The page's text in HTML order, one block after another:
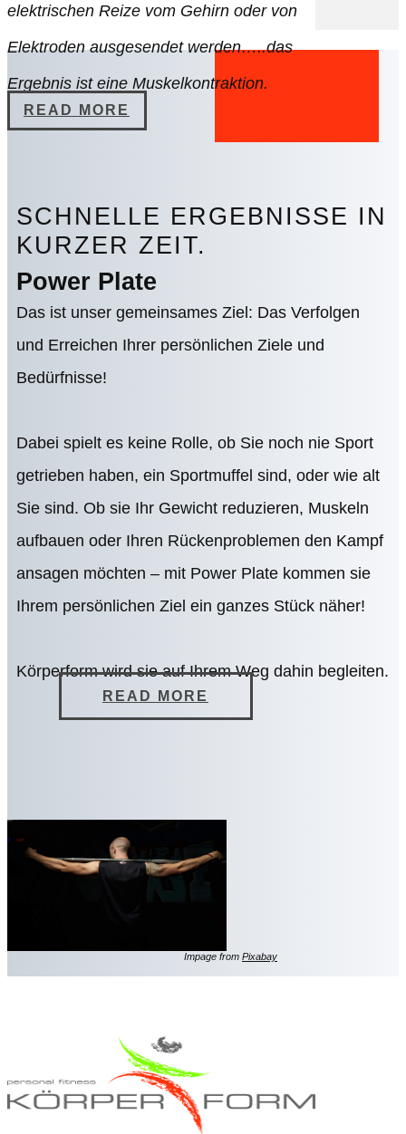
elektrischen Reize vom Gehirn oder von
Elektroden ausgesendet werden…..das
Ergebnis ist eine Muskelkontraktion.
READ MORE
SCHNELLE ERGEBNISSE IN
KURZER ZEIT.
Power Plate
Das ist unser gemeinsames Ziel: Das Verfolgen
und Erreichen Ihrer persönlichen Ziele und
Bedürfnisse!
Dabei spielt es keine Rolle, ob Sie noch nie Sport
getrieben haben, ein Sportmuffel sind, oder wie alt
Sie sind. Ob sie Ihr Gewicht reduzieren, Muskeln
aufbauen oder Ihren Rückenproblemen den Kampf
ansagen möchten – mit Power Plate kommen sie
Ihrem persönlichen Ziel ein ganzes Stück näher!
Körperform wird sie auf Ihrem Weg dahin begleiten.
READ MORE
Impage from Pixabay